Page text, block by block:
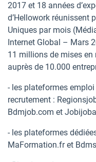
2017 et 18 années
d’Hellowork réunissent
Uniques par mois
Internet Global – Mars
11 millions de mises
auprès de 10.000
- les plateformes emploi
recrutement :
Bdmjob.com et
- les plateformes
MaFormation.fr et